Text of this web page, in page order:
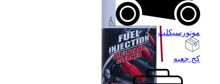
موتورسیکلت
کج جعبه